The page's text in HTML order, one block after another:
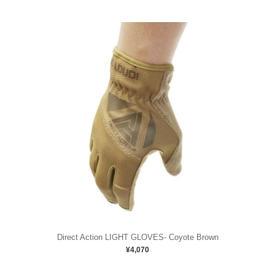
Direct Action LIGHT GLOVES- Coyote Brown
¥4,070